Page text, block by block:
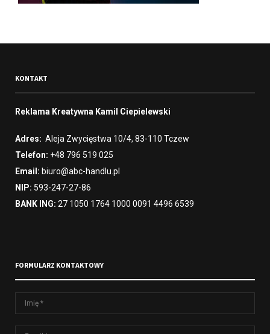
KONTAKT
Reklama Kreatywna Kamil Ciepielewski
Adres: Aleja Zwycięstwa 10/4, 83-110 Tczew
Telefon: +48 796 519 025
Email: biuro@abc-handlu.pl
NIP: 593-247-27-86
BANK ING: 27 1050 1764 1000 0091 4496 6539
FORMULARZ KONTAKTOWY